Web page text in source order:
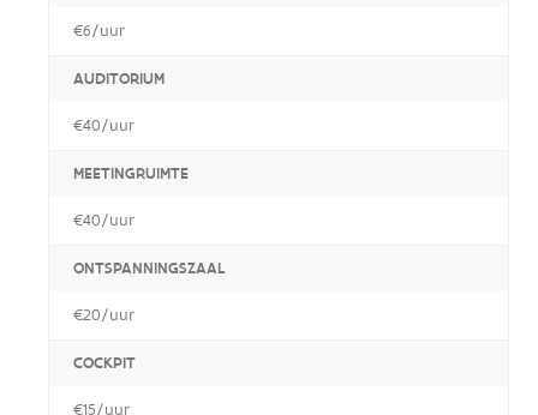
€6/uur
AUDITORIUM
€40/uur
MEETINGRUIMTE
€40/uur
ONTSPANNINGSZAAL
€20/uur
COCKPIT
€15/uur